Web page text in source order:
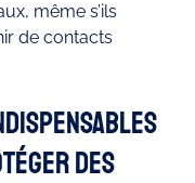
même s’ils
de contacts
des